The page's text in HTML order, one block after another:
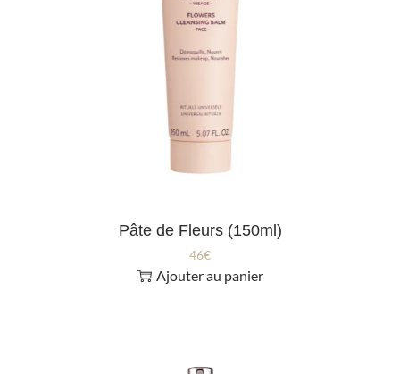
Pâte de Fleurs (150ml)
46€
Ajouter au panier